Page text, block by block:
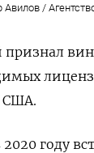
Авилов /
признал
США.
году